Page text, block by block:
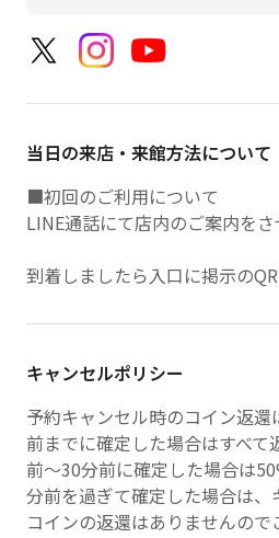
当日の来店・来館方法について
■初回のご利用について
LINE通話にて店内のご案内を
到着しましたら入口に掲示の
LINEメニュー左上のボタンよ
オペレーターから通話リクエス
ので通話をお繋ぎくださいませ
キャンセルポリシー
予約キャンセル時のコイン返
前までに確定した場合はすべて
前〜30分前に確定した場合は
分前を過ぎて確定した場合は
コインの返還はありませんので